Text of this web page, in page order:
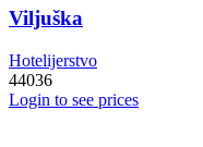
Viljuška
Hotelijerstvo
44036
Login to see prices